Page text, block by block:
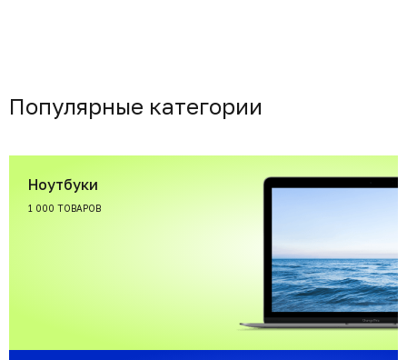
Популярные категории
Ноутбуки
1 000 ТОВАРОВ